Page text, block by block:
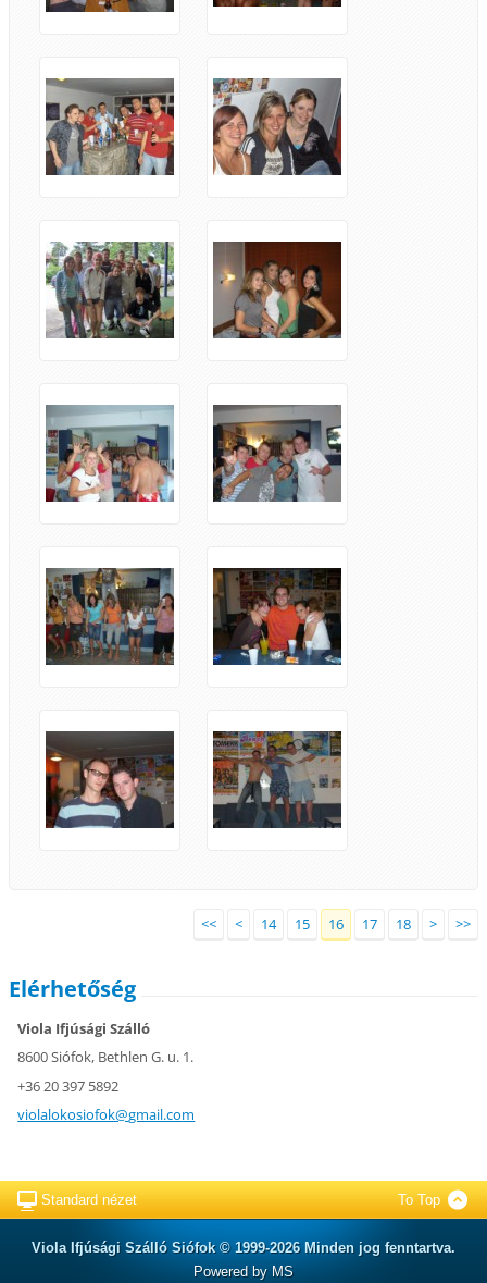
<< < 14 15 16 17 18 > >>
Elérhetőség
Viola Ifjúsági Szálló
8600 Siófok, Bethlen G. u. 1.
+36 20 397 5892
violalokosiofok@gmail.com
Standard nézet To Top
Viola Ifjúsági Szálló Siófok © 1999-2026 Minden jog fenntartva.
Powered by MS